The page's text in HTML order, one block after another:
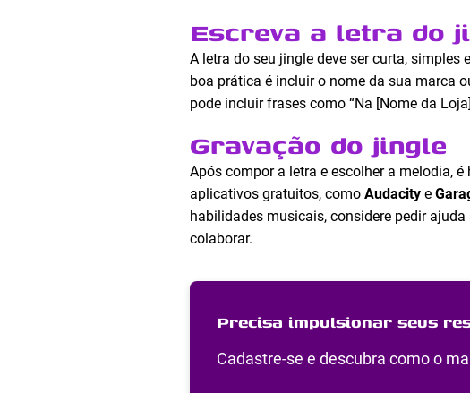
Escreva a letra do
A letra do seu jingle deve ser curta,
boa prática é incluir o nome da sua marca
pode incluir frases como “Na [Nome da
Gravação do jingle
Após compor a letra e escolher a melodia,
aplicativos gratuitos, como Audacity e
habilidades musicais, considere pedir
colaborar.
Precisa impulsionar seus
Cadastre-se e descubra como o